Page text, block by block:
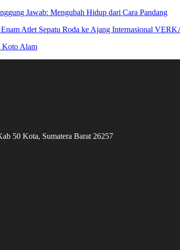
Jawab: Mengubah Hidup dari Cara Pandang
Atlet Sepatu Roda ke Ajang Internasional
Koto Alam
50 Kota, Sumatera Barat 26257